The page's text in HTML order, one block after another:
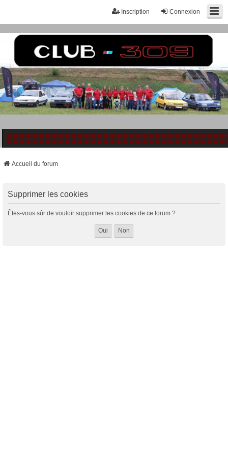
Connexion
Inscription
Accueil du forum
Supprimer les cookies
Êtes-vous sûr de vouloir supprimer les cookies de ce forum ?